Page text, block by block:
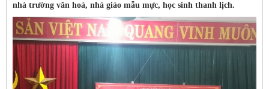
nhà trường văn hoá, nhà giáo mẫu mực, học sinh thanh lịch.